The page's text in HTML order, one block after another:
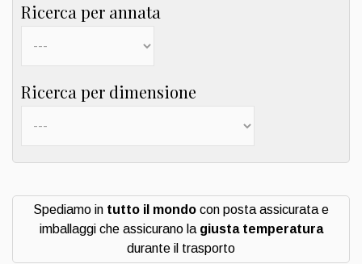
Ricerca per annata
Ricerca per dimensione
Spediamo in tutto il mondo con posta assicurata e
imballaggi che assicurano la giusta temperatura
durante il trasporto